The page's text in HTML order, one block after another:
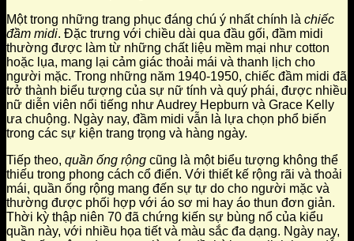
Một trong những trang phục đáng chú ý nhất chính là chiếc
đầm midi. Đặc trưng với chiều dài qua đầu gối, đầm midi
thường được làm từ những chất liệu mềm mại như cotton
hoặc lụa, mang lại cảm giác thoải mái và thanh lịch cho
người mặc. Trong những năm 1940-1950, chiếc đầm midi đã
trở thành biểu tượng của sự nữ tính và quý phái, được nhiều
nữ diễn viên nổi tiếng như Audrey Hepburn và Grace Kelly
ưa chuộng. Ngày nay, đầm midi vẫn là lựa chọn phổ biến
trong các sự kiện trang trọng và hàng ngày.
Tiếp theo, quần ống rộng cũng là một biểu tượng không thể
thiếu trong phong cách cổ điển. Với thiết kế rộng rãi và thoải
mái, quần ống rộng mang đến sự tự do cho người mặc và
thường được phối hợp với áo sơ mi hay áo thun đơn giản.
Thời kỳ thập niên 70 đã chứng kiến sự bùng nổ của kiểu
quần này, với nhiều họa tiết và màu sắc đa dạng. Ngày nay,